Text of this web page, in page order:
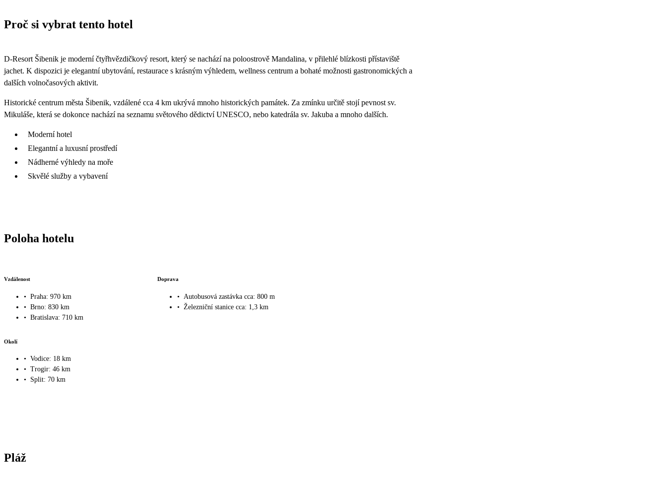
Proč si vybrat tento hotel
D-Resort Šibenik je moderní čtyřhvězdičkový resort, který se nachází na poloostrově Mandalina, v přilehlé blízkosti přístaviště
jachet. K dispozici je elegantní ubytování, restaurace s krásným výhledem, wellness centrum a bohaté možnosti gastronomických a
dalších volnočasových aktivit.
Historické centrum města Šibenik, vzdálené cca 4 km ukrývá mnoho historických památek. Za zmínku určitě stojí pevnost sv.
Mikuláše, která se dokonce nachází na seznamu světového dědictví UNESCO, nebo katedrála sv. Jakuba a mnoho dalších.
Moderní hotel
Elegantní a luxusní prostředí
Nádherné výhledy na moře
Skvělé služby a vybavení
Poloha hotelu
Vzdálenost
• Praha: 970 km
• Brno: 830 km
• Bratislava: 710 km
Doprava
•
Autobusová zastávka cca: 800 m
•
Železniční stanice cca: 1,3 km
Okolí
• Vodice: 18 km
• Trogir: 46 km
•
Split: 70 km
Pláž